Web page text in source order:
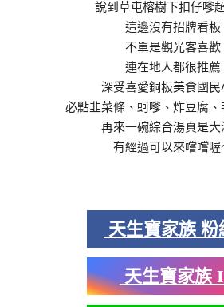
說到草屯榕樹下扣仔嗲
這邊沒有招牌看板
不單是觀光客喜歡
連在地人都很推薦
深受喜愛銅板美食國民
必點韭菜條、蚵嗲、炸豆腐、
再來一碗綜合湯真是大
有經過可以來嚐嚐喔
天生寶家族 粉
天生寶家族